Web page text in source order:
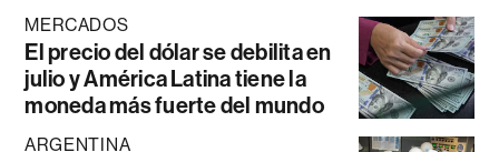
MERCADOS
El precio del dólar se debilita en
julio y América Latina tiene la
moneda más fuerte del mundo
ARGENTINA